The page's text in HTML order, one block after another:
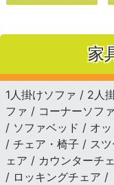
家
1人掛けソファ / 2人
ファ / コーナーソフ
/ ソファベッド / オ
/ チェア・椅子 / ス
ェア / カウンターチ
/ ロッキングチェア /